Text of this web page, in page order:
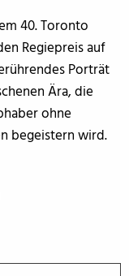
40. Toronto
Regiepreis auf
Porträt
Ära, die
ohne
begeistern wird.